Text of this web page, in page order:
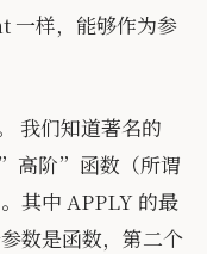
一样，能够作为参
我们知道著名的
高阶”函数（所谓
其中 APPLY 的最
数是函数，第二个